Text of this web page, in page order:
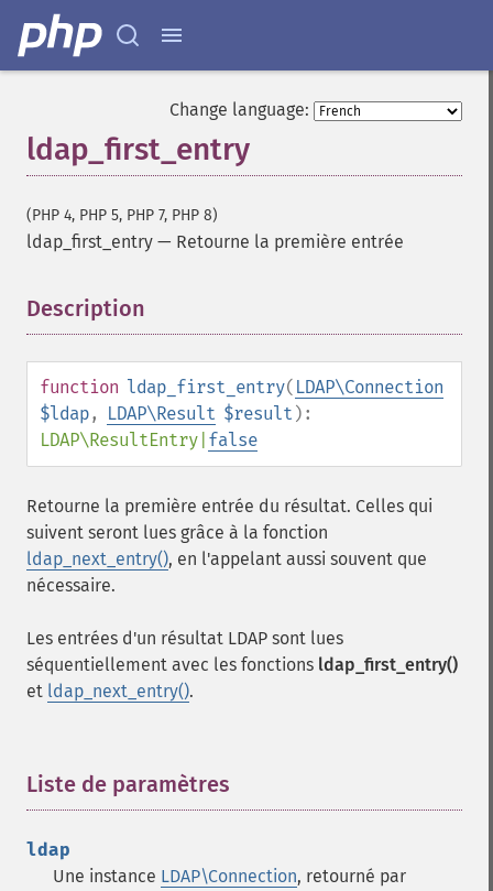
Change language:
ldap_first_entry
(PHP 4, PHP 5, PHP 7, PHP 8)
ldap_first_entry — Retourne la première entrée
Description
function ldap_first_entry( LDAP\Connection
$ldap, LDAP\Result $result ):
LDAP\ResultEntry false
Retourne la première entrée du résultat. Celles qui
suivent seront lues grâce à la fonction
ldap_next_entry(), en l'appelant aussi souvent que
nécessaire.
Les entrées d'un résultat LDAP sont lues
séquentiellement avec les fonctions ldap_first_entry()
et ldap_next_entry().
Liste de paramètres
ldap
Une instance LDAP\Connection, retourné par